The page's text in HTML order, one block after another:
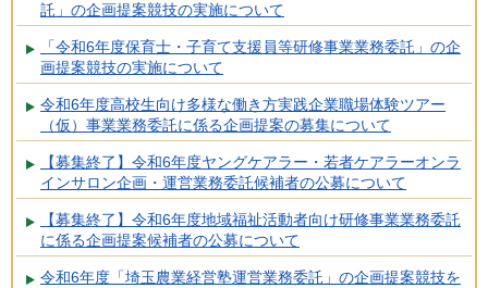
託」の企画提案競技の実施について
「令和6年度保育士・子育て支援員等研修事業業務委託」の企
画提案競技の実施について
令和6年度高校生向け多様な働き方実践企業職場体験ツアー
（仮）事業業務委託に係る企画提案の募集について
【募集終了】令和6年度ヤングケアラー・若者ケアラーオンラ
インサロン企画・運営業務委託候補者の公募について
【募集終了】令和6年度地域福祉活動者向け研修事業業務委託
に係る企画提案候補者の公募について
令和6年度「埼玉農業経営塾運営業務委託」の企画提案競技を